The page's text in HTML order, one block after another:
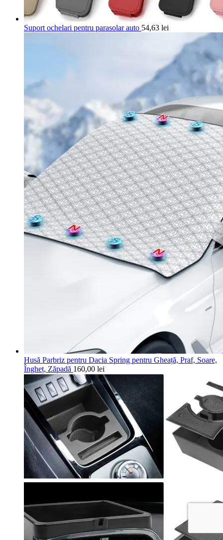
Suport ochelari pentru parasolar auto 54,63 lei
Husă Parbriz pentru Dacia Spring pentru Gheață, Praf, Soare,
Îngheț, Zăpadă 160,00 lei